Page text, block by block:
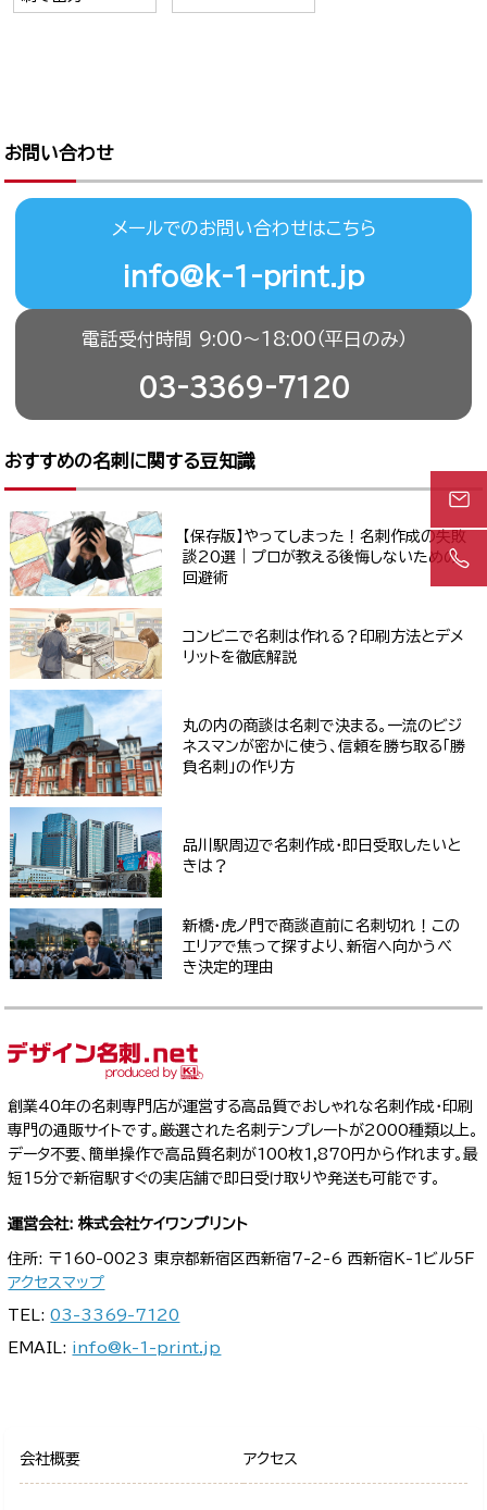
お問い合わせ
メールでのお問い合わせはこちら
info@k-1-print.jp
電話受付時間 9:00〜18:00（平日のみ）
03-3369-7120
おすすめの名刺に関する豆知識
【保存版】やってしまった！名刺作成の失敗
談20選｜プロが教える後悔しないための
回避術
コンビニで名刺は作れる？印刷方法とデメ
リットを徹底解説
丸の内の商談は名刺で決まる。一流のビジ
ネスマンが密かに使う、信頼を勝ち取る「勝
負名刺」の作り方
品川駅周辺で名刺作成・即日受取したいと
きは？
新橋・虎ノ門で商談直前に名刺切れ！この
エリアで焦って探すより、新宿へ向かうべ
き決定的理由
創業40年の名刺専門店が運営する高品質でおしゃれな名刺作成・印刷
専門の通販サイトです。厳選された名刺テンプレートが2000種類以上。
データ不要、簡単操作で高品質名刺が100枚1,870円から作れます。最
短15分で新宿駅すぐの実店舗で即日受け取りや発送も可能です。
運営会社: 株式会社ケイワンプリント
住所: 〒160-0023 東京都新宿区西新宿7-2-6 西新宿K-1ビル5F
アクセスマップ
TEL:03-3369-7120
EMAIL: info@k-1-print.jp
会社概要 アクセス